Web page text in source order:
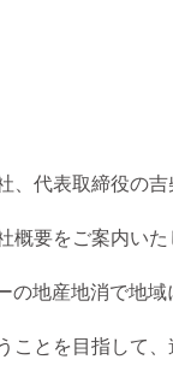
代表取締役の吉
要をご案内いた
の地産地消で地
とを目指して、